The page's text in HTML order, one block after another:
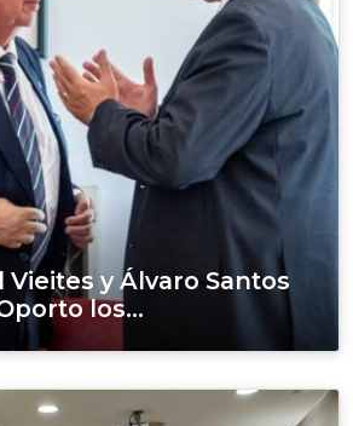
y Álvaro Santos
los...